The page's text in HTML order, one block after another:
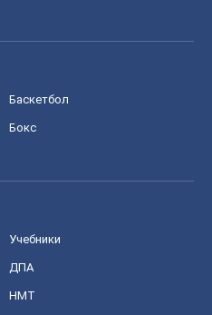
Баскетбол
Бокс
Учебники
ДПА
НМТ